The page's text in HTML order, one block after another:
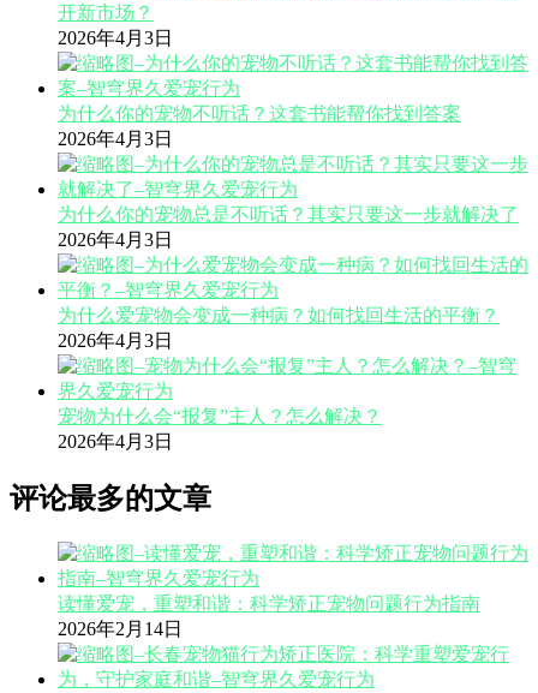
开新市场？
2026年4月3日
为什么你的宠物不听话？这套书能帮你找到答案
2026年4月3日
为什么你的宠物总是不听话？其实只要这一步就解决了
2026年4月3日
为什么爱宠物会变成一种病？如何找回生活的平衡？
2026年4月3日
宠物为什么会“报复”主人？怎么解决？
2026年4月3日
评论最多的文章
读懂爱宠，重塑和谐：科学矫正宠物问题行为指南
2026年2月14日